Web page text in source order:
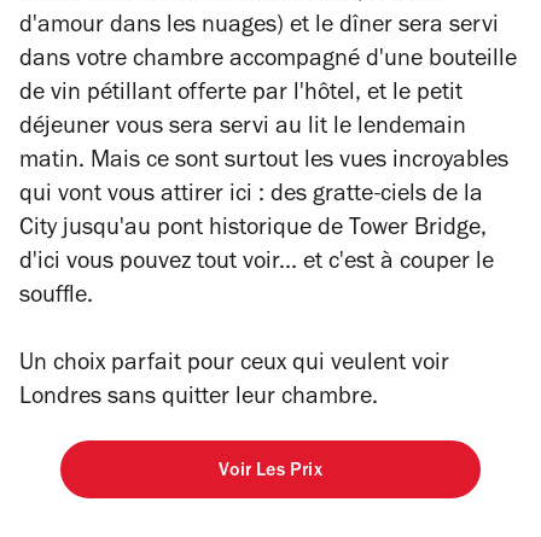
d'amour dans les nuages) et le dîner sera servi
dans votre chambre accompagné d'une bouteille
de vin pétillant offerte par l'hôtel, et le petit
déjeuner vous sera servi au lit le lendemain
matin. Mais ce sont surtout les vues incroyables
qui vont vous attirer ici : des gratte-ciels de la
City jusqu'au pont historique de Tower Bridge,
d'ici vous pouvez tout voir... et c'est à couper le
souffle.
Un choix parfait pour ceux qui veulent voir
Londres sans quitter leur chambre.
Voir Les Prix